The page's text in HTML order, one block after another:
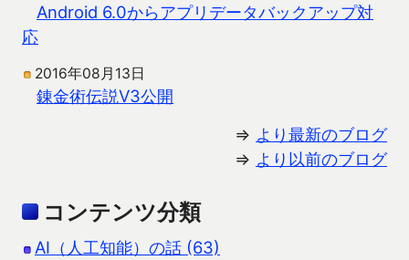
Android 6.0からアプリデータバックアップ対
応
2016年08月13日
錬金術伝説V3公開
⇒ より最新のブログ
⇒ より以前のブログ
コンテンツ分類
AI（人工知能）の話 (63)